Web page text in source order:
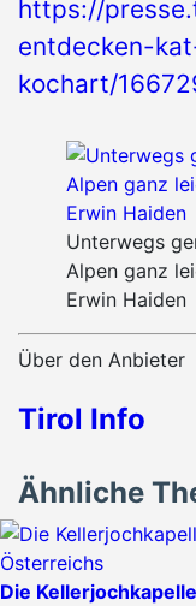
https://
entdecken-
kochart/
Unterwegs
Alpen ganz
Erwin Haiden
Über den Anbieter
Tirol Info
Ähnliche
Die